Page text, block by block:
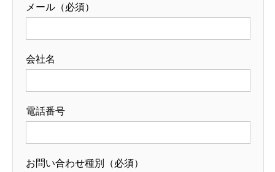
メール（必須）
会社名
電話番号
お問い合わせ種別（必須）